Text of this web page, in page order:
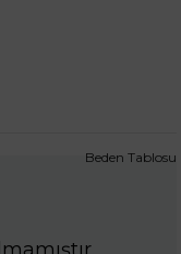
Beden Tablosu